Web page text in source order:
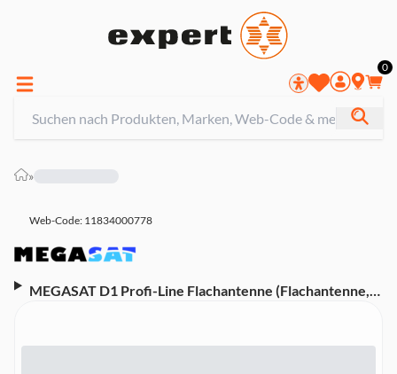
0
»
Web-Code: 11834000778
MEGASAT D1 Profi-Line Flachantenne (Flachantenne,